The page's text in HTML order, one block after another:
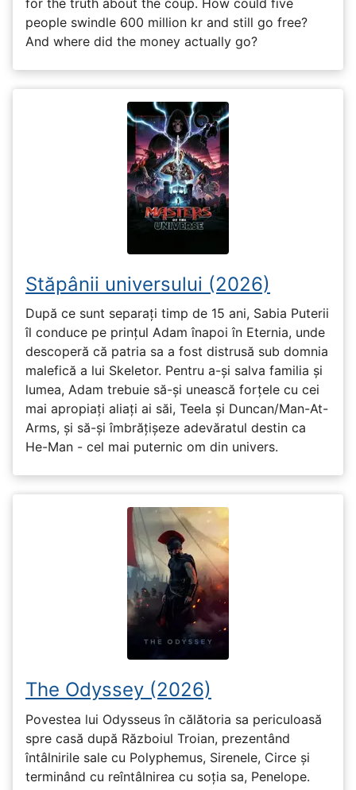
people swindle 600 million kr and still go free?
And where did the money actually go?
Stăpânii universului (2026)
După ce sunt separați timp de 15 ani, Sabia Puterii
îl conduce pe prințul Adam înapoi în Eternia, unde
descoperă că patria sa a fost distrusă sub domnia
malefică a lui Skeletor. Pentru a-și salva familia și
lumea, Adam trebuie să-și unească forțele cu cei
mai apropiați aliați ai săi, Teela și Duncan/Man-At-
Arms, și să-și îmbrățișeze adevăratul destin ca
He-Man - cel mai puternic om din univers.
The Odyssey (2026)
Povestea lui Odysseus în călătoria sa periculoasă
spre casă după Războiul Troian, prezentând
întâlnirile sale cu Polyphemus, Sirenele, Circe și
terminând cu reîntâlnirea cu soția sa, Penelope.